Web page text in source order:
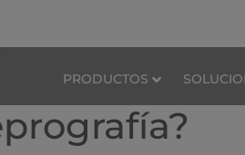
PRODUCTOS